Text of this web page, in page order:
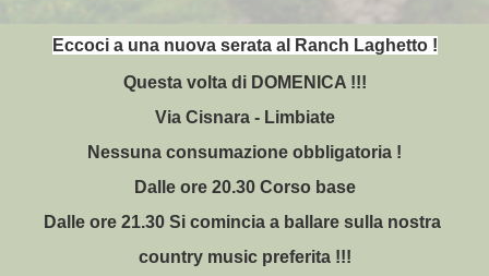
Eccoci a una nuova serata al Ranch Laghetto !
Questa volta di DOMENICA !!!
Via Cisnara - Limbiate
Nessuna consumazione obbligatoria !
Dalle ore 20.30 Corso base
Dalle ore 21.30 Si comincia a ballare sulla nostra
country music preferita !!!